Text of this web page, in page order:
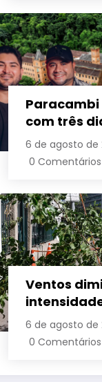
e
por idade
Paracambi
com três
grandes
sexta-
6 de agosto de
0 Comentários
Ventos
Rio volta ao
6 de agosto de
0 Comentários